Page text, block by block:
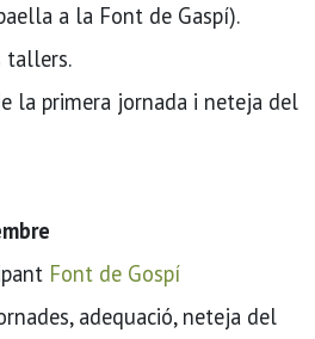
a la Font de Gaspí).
tallers.
la primera jornada i neteja del
Font de Gospí
adequació, neteja del